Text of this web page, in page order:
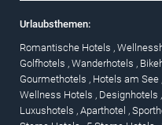
Urlaubsthemen:
Romantische Hotels ,
Golfhotels , Wanderhotels ,
Gourmethotels , Hotels am See
Wellness Hotels , Designhotels ,
Luxushotels , Aparthotel ,